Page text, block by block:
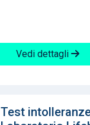
Vedi dettagli
Test